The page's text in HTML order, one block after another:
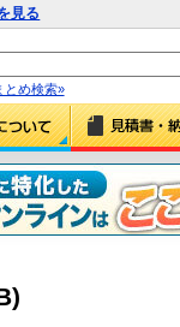
見る
とめ検索»